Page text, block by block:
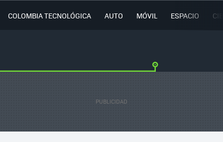
COLOMBIA TECNOLÓGICA AUTO MÓVIL ESPACIO